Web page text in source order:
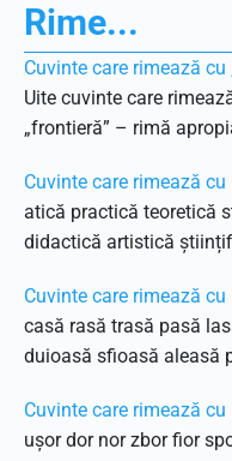
Rime...
Cuvinte care rimează cu
Uite cuvinte care
„frontieră” – rimă
Cuvinte care rimează
atică practică teoretică
didactică artistică
Cuvinte care rimează cu
casă rasă trasă pasă
duioasă sfioasă aleasă
Cuvinte care rimează
ușor dor nor zbor fior